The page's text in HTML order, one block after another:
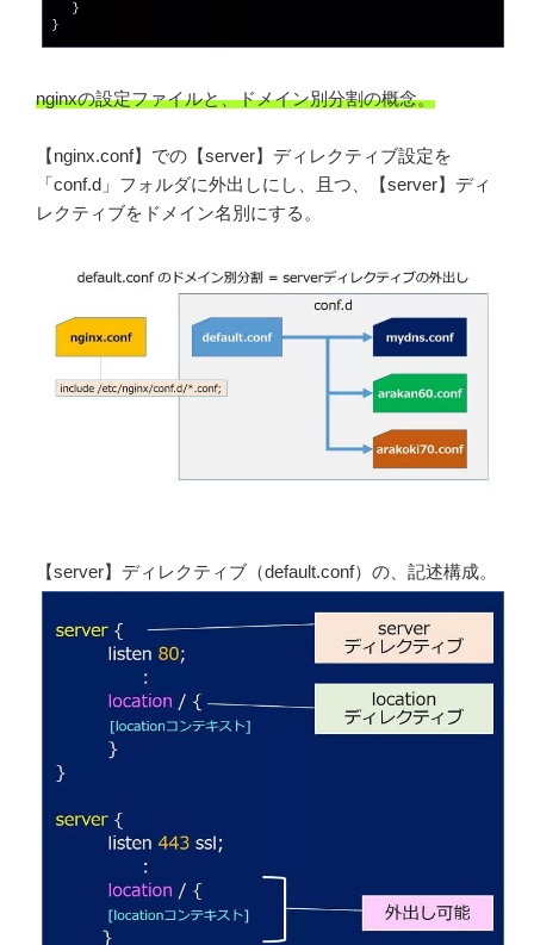
nginxの設定ファイルと、ドメイン別分割の概念。
【nginx.conf】での【server】ディレクティブ設定を
「conf.d」フォルダに外出しにし、且つ、【server】ディ
レクティブをドメイン名別にする。
【server】ディレクティブ（default.conf）の、記述構成。